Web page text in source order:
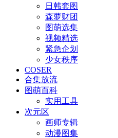
日韩套图
森萝财团
图萌选集
视频精选
紧急企划
少女秩序
COSER
合集放流
图萌百科
实用工具
次元区
画师专辑
动漫图集